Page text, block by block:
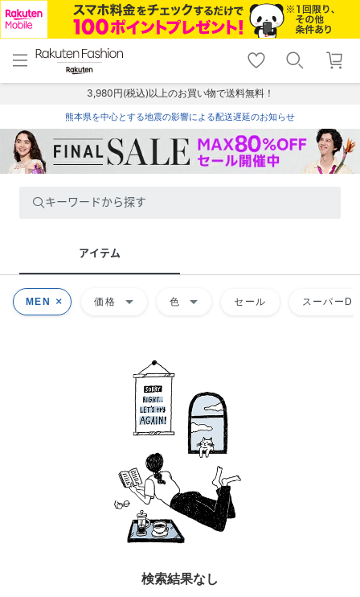
menu home
トップ
shopping_cart lock_outline
ログイン
3,980円(税込)以上のお買い物で送料無料！
熊本県を中心とする地震の影響による配送遅延のお知らせ
キーワードから探す
アイテム
MEN 価格 arrow_drop_down 色 arrow_drop_down セール スーパー
検索結果なし